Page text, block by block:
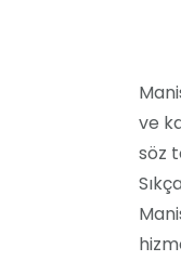
ve
söz